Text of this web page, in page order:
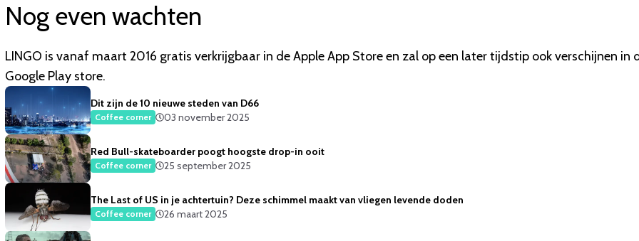
Nog even wachten
LINGO is vanaf maart 2016 gratis verkrijgbaar in de Apple App Store en zal op een later tijdstip ook verschijnen in
Google Play store.
Dit zijn de 10 nieuwe steden van D66
Coffee corner 03 november 2025
Red Bull-skateboarder poogt hoogste drop-in ooit
Coffee corner 25 september 2025
The Last of US in je achtertuin? Deze schimmel maakt van vliegen levende doden
Coffee corner 26 maart 2025